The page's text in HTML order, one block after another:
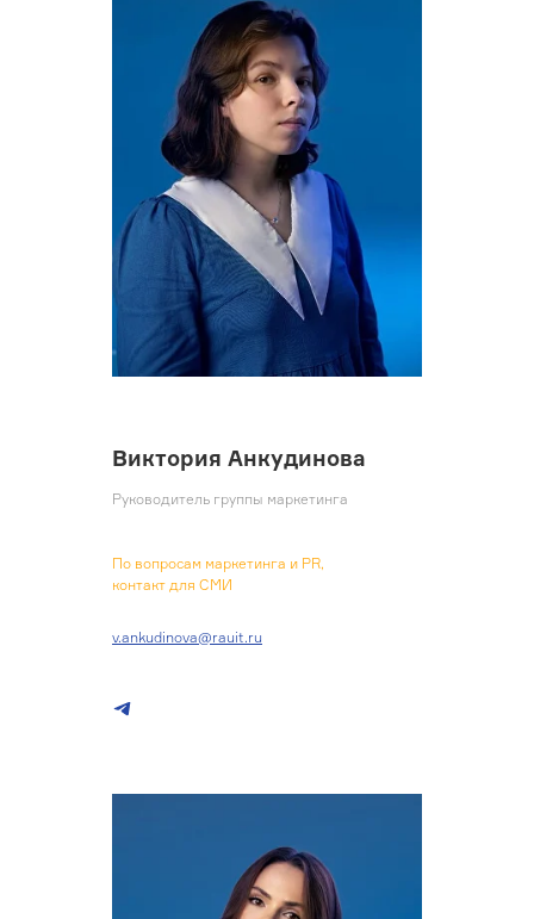
Виктория Анкудинова
Руководитель группы маркетинга
По вопросам маркетинга и PR,
контакт для СМИ
v.ankudinova@rauit.ru